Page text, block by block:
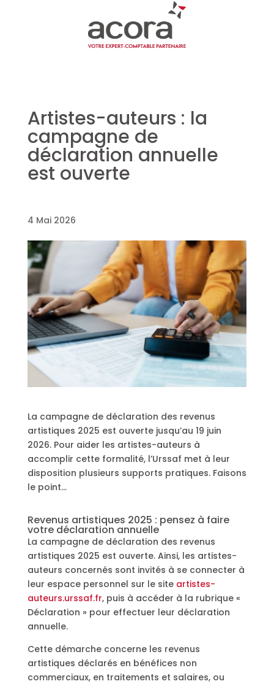
Artistes-auteurs : la
campagne de
déclaration annuelle
est ouverte
4 Mai 2026
La campagne de déclaration des revenus
artistiques 2025 est ouverte jusqu’au 19 juin
2026. Pour aider les artistes-auteurs à
accomplir cette formalité, l’Urssaf met à leur
disposition plusieurs supports pratiques. Faisons
le point…
Revenus artistiques 2025 : pensez à faire
votre déclaration annuelle
La campagne de déclaration des revenus
artistiques 2025 est ouverte. Ainsi, les artistes-
auteurs concernés sont invités à se connecter à
leur espace personnel sur le site artistes-
auteurs.urssaf.fr, puis à accéder à la rubrique «
Déclaration » pour effectuer leur déclaration
annuelle.
Cette démarche concerne les revenus
artistiques déclarés en bénéfices non
commerciaux, en traitements et salaires, ou